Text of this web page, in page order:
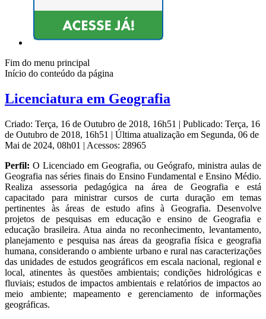
Fim do menu principal
Início do conteúdo da página
Licenciatura em Geografia
Criado: Terça, 16 de Outubro de 2018, 16h51 | Publicado: Terça, 16
de Outubro de 2018, 16h51 | Última atualização em Segunda, 06 de
Mai de 2024, 08h01 | Acessos: 28965
Perfil: O Licenciado em Geografia, ou Geógrafo, ministra aulas de
Geografia nas séries finais do Ensino Fundamental e Ensino Médio.
Realiza assessoria pedagógica na área de Geografia e está
capacitado para ministrar cursos de curta duração em temas
pertinentes às áreas de estudo afins à Geografia. Desenvolve
projetos de pesquisas em educação e ensino de Geografia e
educação brasileira. Atua ainda no reconhecimento, levantamento,
planejamento e pesquisa nas áreas da geografia física e geografia
humana, considerando o ambiente urbano e rural nas caracterizações
das unidades de estudos geográficos em escala nacional, regional e
local, atinentes às questões ambientais; condições hidrológicas e
fluviais; estudos de impactos ambientais e relatórios de impactos ao
meio ambiente; mapeamento e gerenciamento de informações
geográficas.